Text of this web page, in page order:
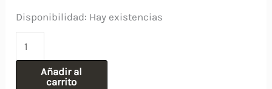
Disponibilidad: Hay existencias
para
LatoneroAñadir al
carrito